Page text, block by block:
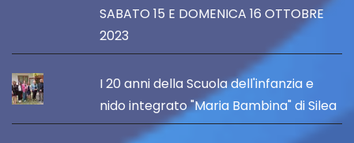
SABATO 15 E DOMENICA 16 OTTOBRE
2023
I 20 anni della Scuola dell'infanzia e
nido integrato "Maria Bambina" di Silea